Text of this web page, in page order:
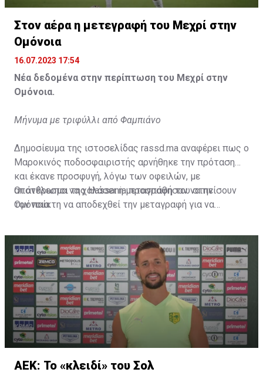
Στον αέρα η μετεγραφή του Μεχρί στην
Ομόνοια
16.07.2023 17:54
Νέα δεδομένα στην περίπτωση του Μεχρί στην
Ομόνοια.
Μήνυμα με τριφύλλι από Φαμπιάνο
Δημοσίευμα της ιστοσελίδας rassd.ma αναφέρει πως ο
Μαροκινός ποδοσφαιριστής αρνήθηκε την πρόταση
και έκανε προσφυγή, λόγω των οφειλών, με
αποτέλεσμα να χαλάσει η μεταγραφή του στην
Ομόνοια.
Οι άνθρωποι της Hassania προσπάθησαν να πείσουν
τον παίκτη να αποδεχθεί την μεταγραφή για να
μετακίνησή του, αλλά ο παίκτης αρνήθηκε και επέμεινε
να λύσει το συμβόλαιό του, ώστε να μετακομίσει
ελεύθερα σε οποιαδήποτε νέα ομάδα το τρέχον
καλοκαίρι.
ΑΕΚ: Το «κλειδί» του Σολ